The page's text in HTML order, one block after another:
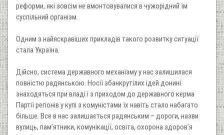
реформи, які зовсім не вмонтовувалися в чужорідний їм
суспільний організм.
Одним з найяскравіших прикладів такого розвитку ситуації
стала Україна.
Дійсно, система державного механізму у нас залишилася
повністю радянською. Носії збанкрутілих ідей донині
знаходяться при владі і з приходом до державного керма
Партії регіонів у купі з комуністами їх навіть стало набагато
більше. Все в нас залишається радянським – дороги, назви
вулиць, пам’ятники, комунікації, освіта, охорона здоров’я